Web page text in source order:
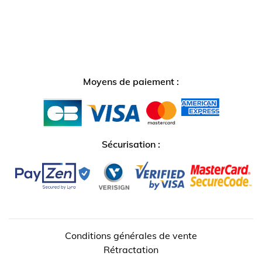
Moyens de paiement :
Sécurisation :
Conditions générales de vente
Rétractation